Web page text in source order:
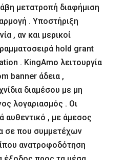
μετατροπή διαφήμιση
. Υποστήριξη
, αν και μερικοί
hold grant
. KingAmo λειτουργία
banner άδεια ,
διαμέσου με μη
λογαριασμός . Οι
αυθεντικό , με άμεσος
σε που συμμετέχων
ανατροφοδότηση